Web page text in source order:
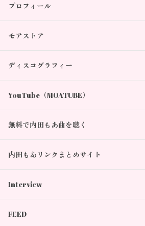
プロフィール
モアストア
ディスコグラフィー
YouTube（MOATUBE）
無料で内田もあ曲を聴く
内田もあリンクまとめサイト
Interview
FEED